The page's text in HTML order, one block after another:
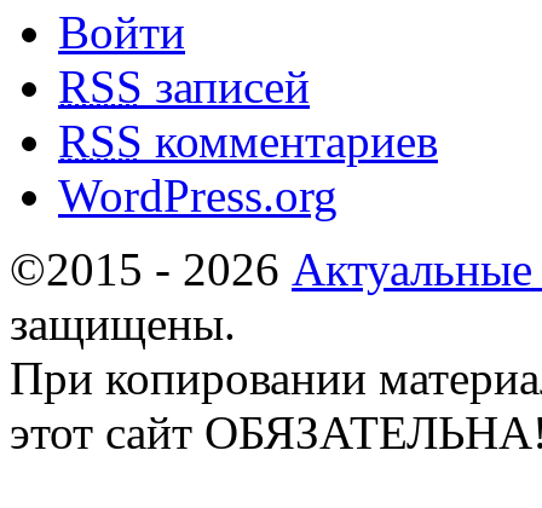
Войти
RSS записей
RSS комментариев
WordPress.org
©2015 - 2026
защищены.
При копировании
этот сайт